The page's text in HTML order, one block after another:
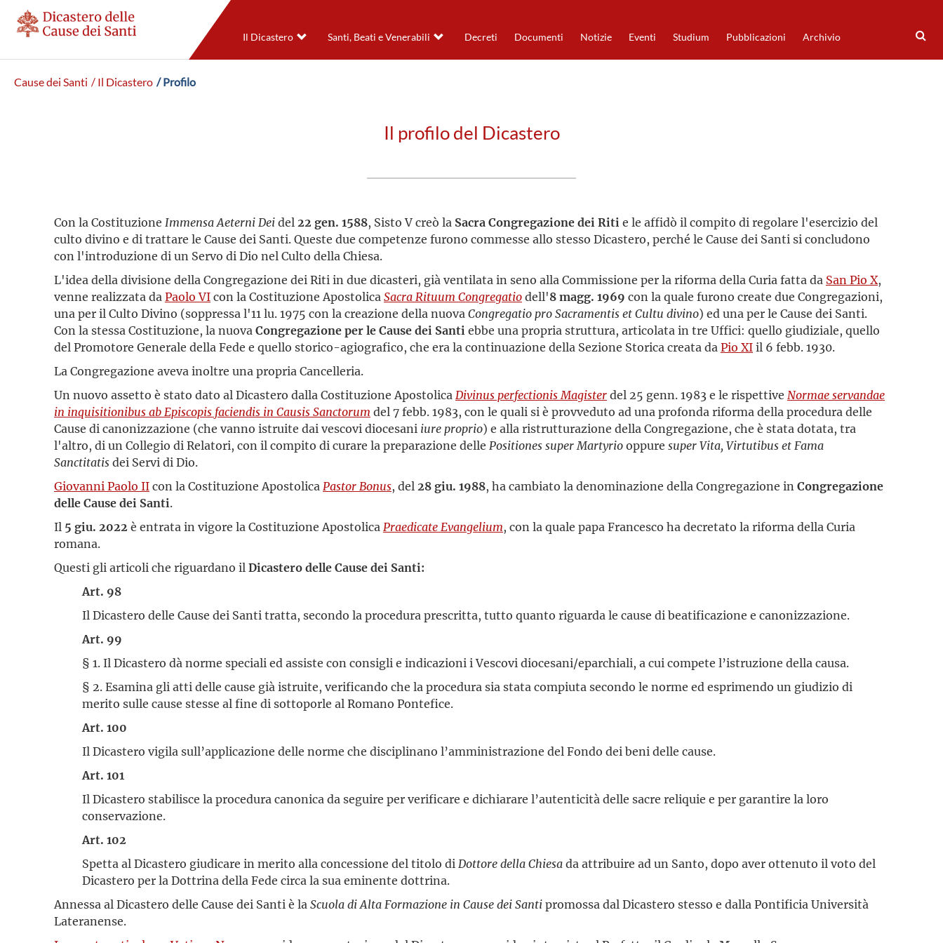
Il Dicastero Santi, Beati e Venerabili Decreti Documenti Notizie Eventi Studium Pubblicazioni Archivio
Cause dei Santi / Il Dicastero / Profilo
Il profilo del Dicastero
Con la Costituzione Immensa Aeterni Deidel 22 gen. 1588, Sisto V creò la Sacra Congregazione dei Riti e le affidò il compito di regolare l'esercizio del
culto divino e di trattare le Cause dei Santi. Queste due competenze furono commesse allo stesso Dicastero, perché le Cause dei Santi si concludono
con l'introduzione di un Servo di Dio nel Culto della Chiesa.
L'idea della divisione della Congregazione dei Riti in due dicasteri, già ventilata in seno alla Commissione per la riforma della Curia fatta da San Pio X,
venne realizzata da Paolo VIcon la Costituzione Apostolica Sacra Rituum Congregatiodell'8 magg. 1969 con la quale furono create due Congregazioni,
una per il Culto Divino (soppressa l'11 lu. 1975 con la creazione della nuova Congregatio pro Sacramentis et Cultu divino) ed una per le Cause dei Santi.
Con la stessa Costituzione, la nuova Congregazione per le Cause dei Santi ebbe una propria struttura, articolata in tre Uffici: quello giudiziale, quello
del Promotore Generale della Fede e quello storico-agiografico, che era la continuazione della Sezione Storica creata da Pio XIil 6 febb. 1930.
La Congregazione aveva inoltre una propria Cancelleria.
Un nuovo assetto è stato dato al Dicastero dalla Costituzione Apostolica Divinus perfectionis Magisterdel 25 genn. 1983 e le rispettive Normae servandae
in inquisitionibus ab Episcopis faciendis in Causis Sanctorum del 7 febb. 1983, con le quali si è provveduto ad una profonda riforma della procedura delle
Cause di canonizzazione (che vanno istruite dai vescovi diocesani iure proprio) e alla ristrutturazione della Congregazione, che è stata dotata, tra
l'altro, di un Collegio di Relatori, con il compito di curare la preparazione delle Positiones super Martyriooppure super Vita, Virtutibus et Fama
Sanctitatisdei Servi di Dio.
Giovanni Paolo IIcon la Costituzione Apostolica Pastor Bonus, del 28 giu. 1988, ha cambiato la denominazione della Congregazione in Congregazione
delle Cause dei Santi.
Il 5 giu. 2022è entrata in vigore la Costituzione Apostolica Praedicate Evangelium, con la quale papa Francesco ha decretato la riforma della Curia
romana.
Questi gli articoli che riguardano il Dicastero delle Cause dei Santi:
Art. 98
Il Dicastero delle Cause dei Santi tratta, secondo la procedura prescritta, tutto quanto riguarda le cause di beatificazione e canonizzazione.
Art. 99
§ 1. Il Dicastero dà norme speciali ed assiste con consigli e indicazioni i Vescovi diocesani/eparchiali, a cui compete l’istruzione della causa.
§ 2. Esamina gli atti delle cause già istruite, verificando che la procedura sia stata compiuta secondo le norme ed esprimendo un giudizio di
merito sulle cause stesse al fine di sottoporle al Romano Pontefice.
Art. 100
Il Dicastero vigila sull’applicazione delle norme che disciplinano l’amministrazione del Fondo dei beni delle cause.
Art. 101
Il Dicastero stabilisce la procedura canonica da seguire per verificare e dichiarare l’autenticità delle sacre reliquie e per garantire la loro
conservazione.
Art. 102
Spetta al Dicastero giudicare in merito alla concessione del titolo di Dottore della Chiesada attribuire ad un Santo, dopo aver ottenuto il voto del
Dicastero per la Dottrina della Fede circa la sua eminente dottrina.
Annessa al Dicastero delle Cause dei Santi è la Scuola di Alta Formazione in Cause dei Santipromossa dal Dicastero stesso e dalla Pontificia Università
Lateranense.